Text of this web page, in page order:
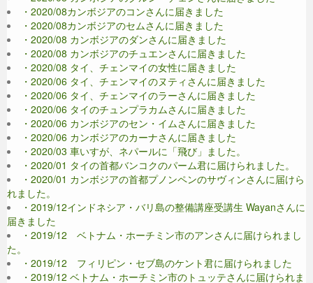
・2020/08カンボジアのコンさんに届きました
・2020/08カンボジアのセムさんに届きました
・2020/08 カンボジアのダンさんに届きました
・2020/08 カンボジアのチュエンさんに届きました
・2020/08 タイ、チェンマイの女性に届きました
・2020/06 タイ、チェンマイのヌティさんに届きました
・2020/06 タイ、チェンマイのラーさんに届きました
・2020/06 タイのチュンプラカムさんに届きました
・2020/06 カンボジアのセン・イムさんに届きました
・2020/06 カンボジアのカーナさんに届きました
・2020/03 車いすが、ネパールに「飛び」ました。
・2020/01 タイの首都バンコクのパーム君に届けられました。
・2020/01 カンボジアの首都プノンペンのサヴィンさんに届けら
れました。
・2019/12インドネシア・バリ島の整備講座受講生 Wayanさんに
届きました
・2019/12 ベトナム・ホーチミン市のアンさんに届けられまし
た。
・2019/12 フィリピン・セブ島のケント君に届けられました
・2019/12 ベトナム・ホーチミン市のトュッテさんに届けられま